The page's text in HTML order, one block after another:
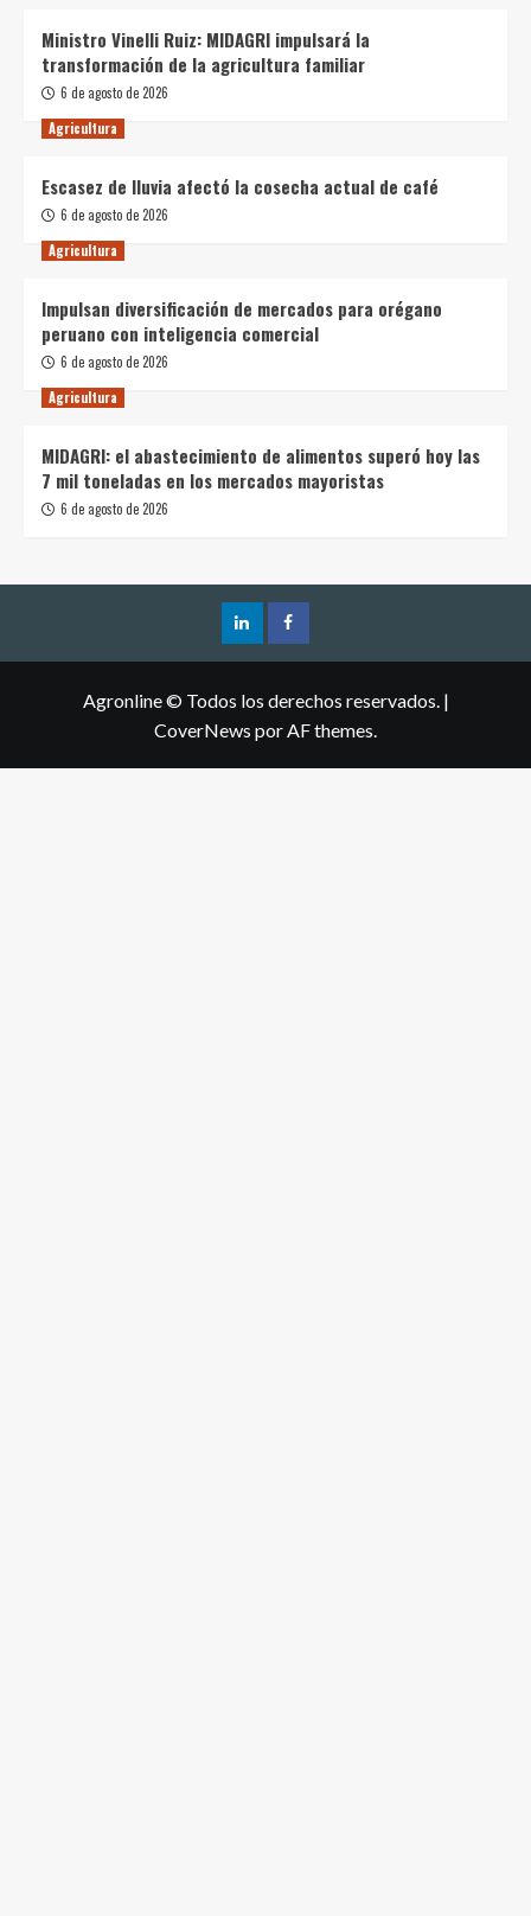
Ministro Vinelli Ruiz: MIDAGRI impulsará la
transformación de la agricultura familiar
6 de agosto de 2026
Agricultura
Escasez de lluvia afectó la cosecha actual de café
6 de agosto de 2026
Agricultura
Impulsan diversificación de mercados para orégano
peruano con inteligencia comercial
6 de agosto de 2026
Agricultura
MIDAGRI: el abastecimiento de alimentos superó hoy las
7 mil toneladas en los mercados mayoristas
6 de agosto de 2026
Agronline © Todos los derechos reservados. |
CoverNews por AF themes.